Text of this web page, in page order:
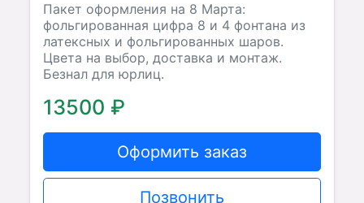
Пакет оформления на 8 Марта:
фольгированная цифра 8 и 4 фонтана из
латексных и фольгированных шаров.
Цвета на выбор, доставка и монтаж.
Безнал для юрлиц.
13500 ₽
Оформить заказ
Позвонить